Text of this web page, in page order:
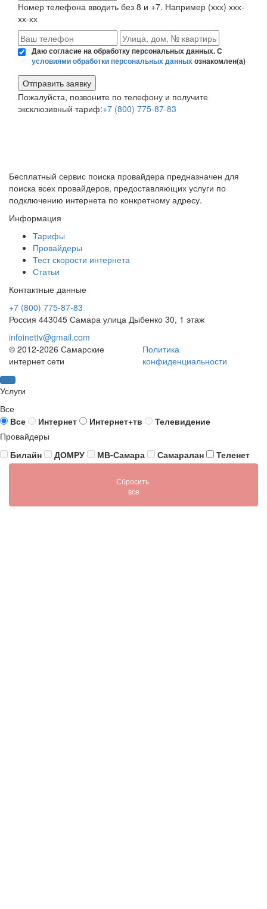
Номер телефона вводить без 8 и +7. Например (ххх) ххх-
хх-хх
Даю согласие на обработку персональных данных. С
условиями обработки персональных данныхознакомлен(а)
Пожалуйста, позвоните по телефону и получите
эксклюзивный тариф:+7 (800) 775-87-83
Бесплатный сервис поиска провайдера предназначен для
поиска всех провайдеров, предоставляющих услуги по
подключению интернета по конкретному адресу.
Информация
Тарифы
Провайдеры
Тест скорости интернета
Статьи
Контактные данные
+7 (800) 775-87-83
Россия 443045 Самара улица Дыбенко 30, 1 этаж
infoinettv@gmail.com
© 2012-2026 Самарские
интернет сети
Политика
конфиденциальности
Услуги
Все
Все
Интернет Интернет+тв
Телевидение
Провайдеры
Билайн
ДОМРУ МВ-Самара Самаралан Теленет
Сбросить
все